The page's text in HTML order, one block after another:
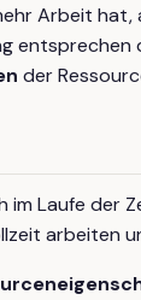
Arbeit hat,
der
Laufe der
arbeiten